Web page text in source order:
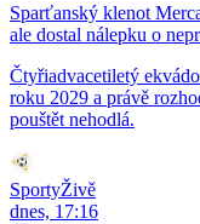
Sparťanský klenot
ale dostal nálepku o
Čtyřiadvacetiletý
roku 2029 a právě
pouštět nehodlá.
SportyŽivě
dnes, 17:16